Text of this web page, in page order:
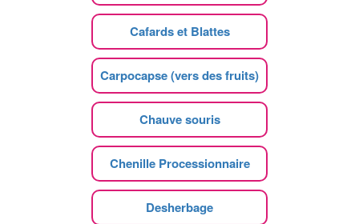
Cafards et Blattes
Carpocapse (vers des fruits)
Chauve souris
Chenille Processionnaire
Desherbage